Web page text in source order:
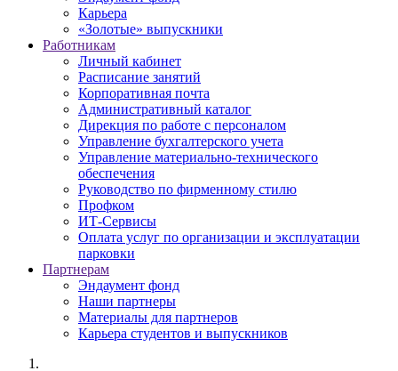
Карьера
«Золотые» выпускники
Работникам
Личный кабинет
Расписание занятий
Корпоративная почта
Административный каталог
Дирекция по работе с персоналом
Управление бухгалтерского учета
Управление материально-технического
обеспечения
Руководство по фирменному стилю
Профком
ИТ-Сервисы
Оплата услуг по организации и эксплуатации
парковки
Партнерам
Эндаумент фонд
Наши партнеры
Материалы для партнеров
Карьера студентов и выпускников